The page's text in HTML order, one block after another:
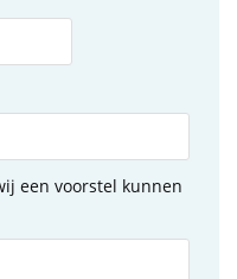
een voorstel kunnen